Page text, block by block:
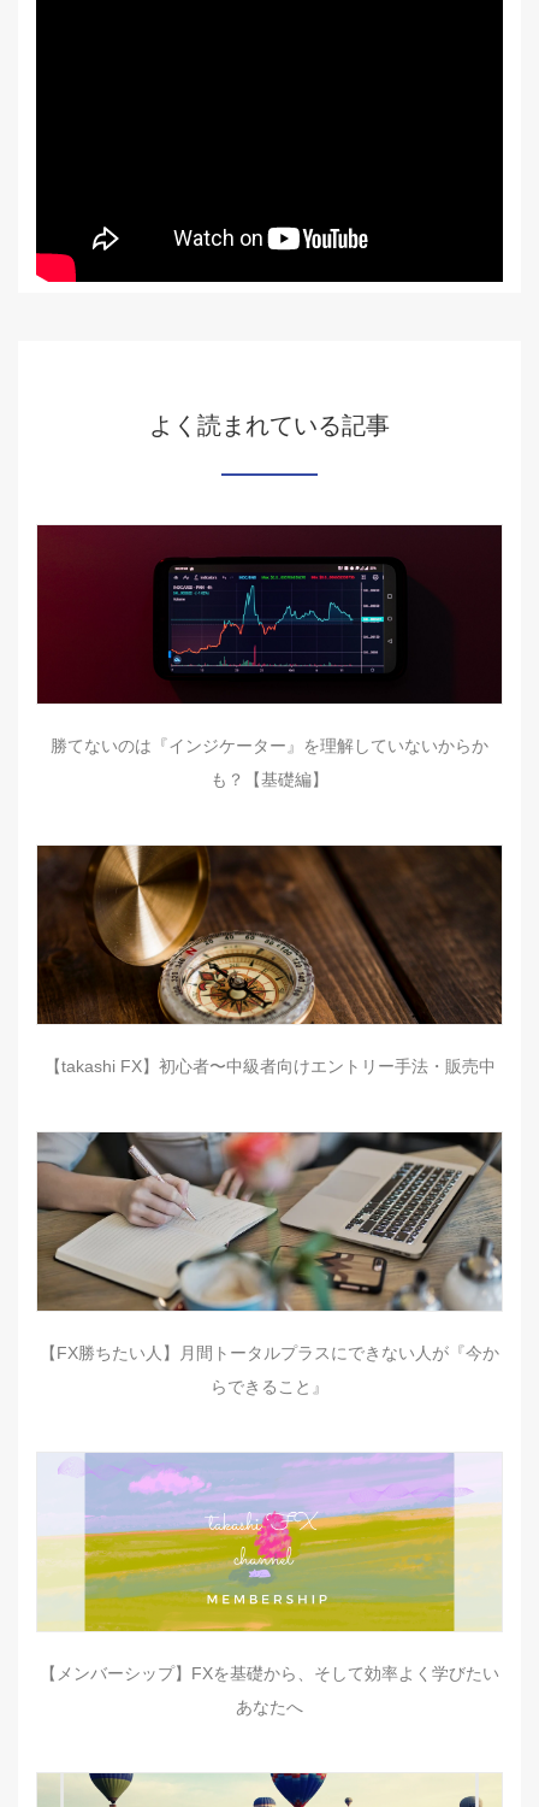
よく読まれている記事
勝てないのは『インジケーター』を理解していないからか
も？【基礎編】
【takashi FX】初心者〜中級者向けエントリー手法・販売中
【FX勝ちたい人】月間トータルプラスにできない人が『今か
らできること』
【メンバーシップ】FXを基礎から、そして効率よく学びたい
あなたへ